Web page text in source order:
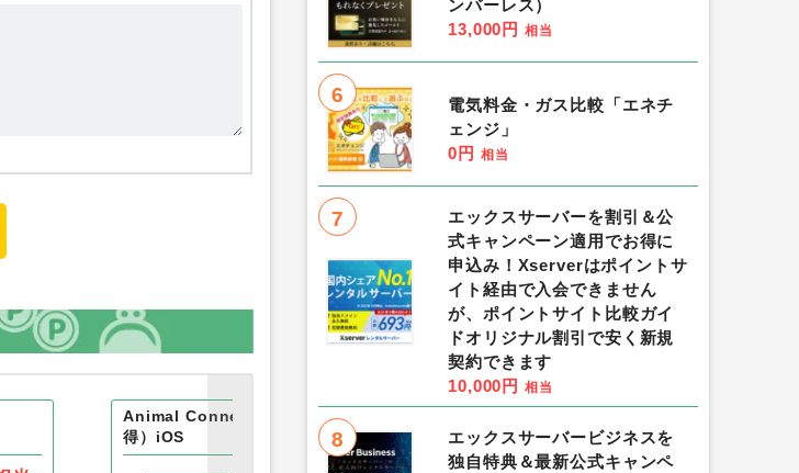
ンバーレス）
13,000円 相当
6
電気料金・ガス比較「エネチ
ェンジ」
0円 相当
7
エックスサーバーを割引＆公
式キャンペーン適用でお得に
申込み！Xserverはポイントサ
イト経由で入会できません
が、ポイントサイト比較ガイ
ドオリジナル割引で安く新規
契約できます
10,000円 相当
8
エックスサーバービジネスを
独自特典＆最新公式キャンペ